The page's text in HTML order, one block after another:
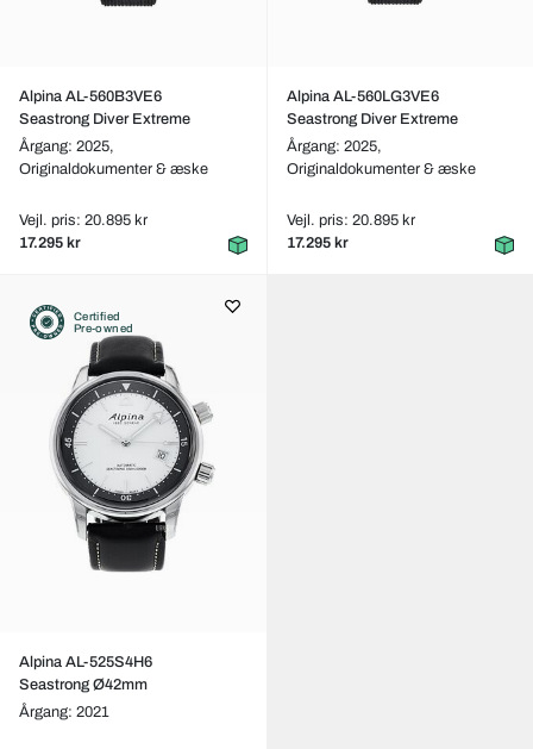
Alpina AL-560B3VE6
Seastrong Diver Extreme
Årgang: 2025,
Originaldokumenter & æske
Vejl. pris: 20.895 kr
17.295 kr
Alpina AL-560LG3VE6
Seastrong Diver Extreme
Årgang: 2025,
Originaldokumenter & æske
Vejl. pris: 20.895 kr
17.295 kr
Certified
Pre-owned
Alpina AL-525S4H6
Seastrong Ø42mm
Årgang: 2021